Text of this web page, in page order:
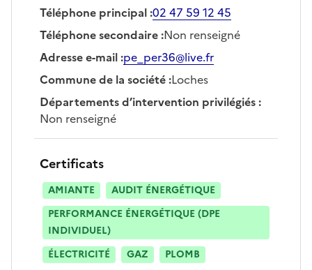
Téléphone principal:02 47 59 12 45
Téléphone secondaire:Non renseigné
Adresse e-mail:pe_per36@live.fr
Commune de la société:Loches
Départements d’intervention privilégiés:
Non renseigné
Certificats
AMIANTE
AUDIT ÉNERGÉTIQUE
PERFORMANCE ÉNERGÉTIQUE (DPE
INDIVIDUEL)
ÉLECTRICITÉ
GAZ PLOMB